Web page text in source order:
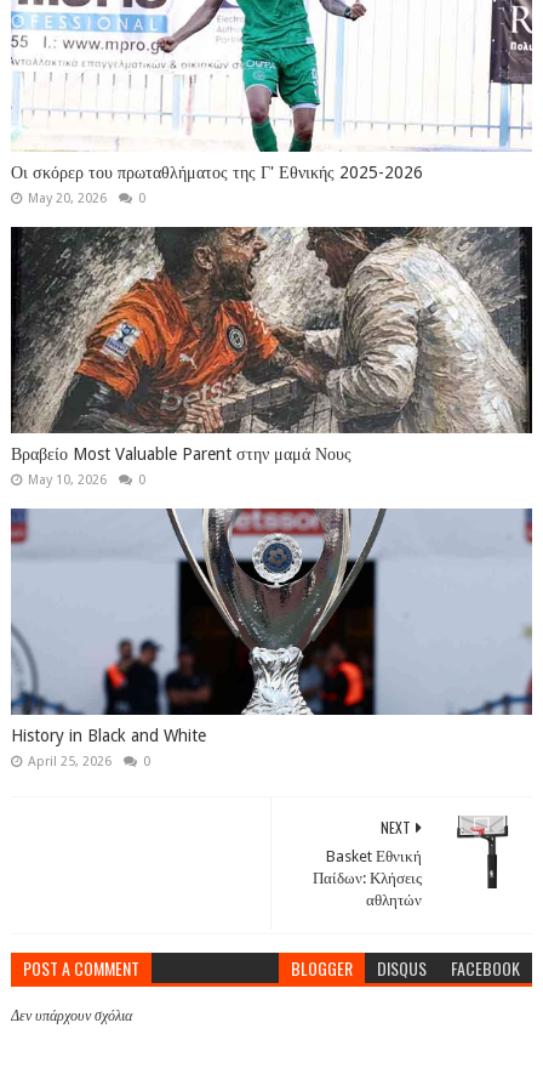
Οι σκόρερ του πρωταθλήματος της Γ' Εθνικής 2025-2026
May 20, 2026 0
Βραβείο Most Valuable Parent στην μαμά Νους
May 10, 2026 0
History in Black and White
April 25, 2026 0
NEXT
Basket Εθνική
Παίδων: Κλήσεις
αθλητών
POST A COMMENT BLOGGER DISQUS FACEBOOK
Δεν υπάρχουν σχόλια